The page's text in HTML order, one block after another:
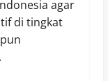
agar
di tingkat